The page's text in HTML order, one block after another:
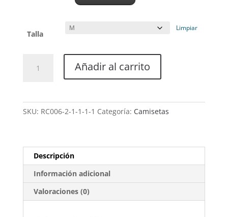
Talla
Limpiar
Mujer
Black
cantidad
Añadir al carrito
SKU: RC006-2-1-1-1-1 Categoría: Camisetas
Descripción
Información adicional
Valoraciones (0)